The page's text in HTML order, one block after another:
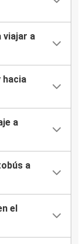
viajar a
hacia
a
a
el